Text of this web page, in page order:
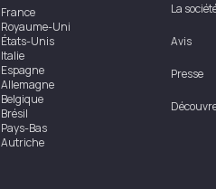
France
Royaume-Uni
États-Unis
Italie
Espagne
Allemagne
Belgique
Brésil
Pays-Bas
Autriche
La
Avis
Presse